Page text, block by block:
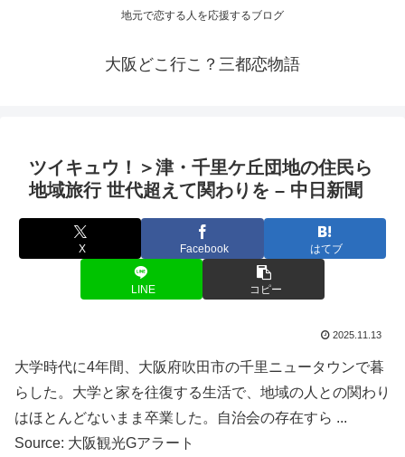
地元で恋する人を応援するブログ
大阪どこ行こ？三都恋物語
ツイキュウ！＞津・千里ケ丘団地の住民ら
地域旅行 世代超えて関わりを – 中日新聞
X Facebook はてブ
LINE コピー
2025.11.13
大学時代に4年間、大阪府吹田市の千里ニュータウンで暮
らした。大学と家を往復する生活で、地域の人との関わり
はほとんどないまま卒業した。自治会の存在すら ...
Source: 大阪観光Gアラート